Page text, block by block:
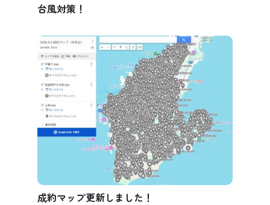
台風対策！
成約マップ更新しました！